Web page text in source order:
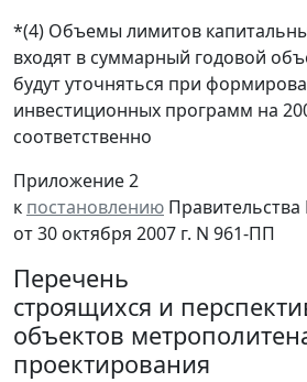
*(4) Объемы лимитов
входят в суммарный годовой
будут уточняться при
инвестиционных программ на
соответственно
Приложение 2
к постановлению
от 30 октября 2007 г. N 961-ПП
Перечень
строящихся и
объектов
проектирования